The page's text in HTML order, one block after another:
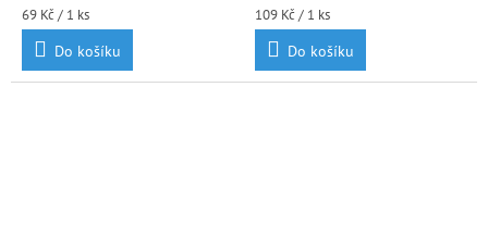
Měrná
cena:
69 Kč / 1 ks
Do košíku
Měrná
cena:
109 Kč / 1 ks
Do košíku